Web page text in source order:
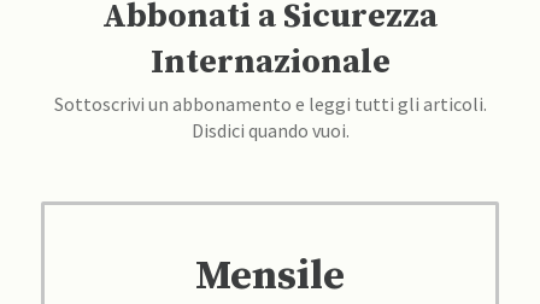
Abbonati a Sicurezza
Internazionale
Sottoscrivi un abbonamento e leggi tutti gli articoli.
Disdici quando vuoi.
Mensile